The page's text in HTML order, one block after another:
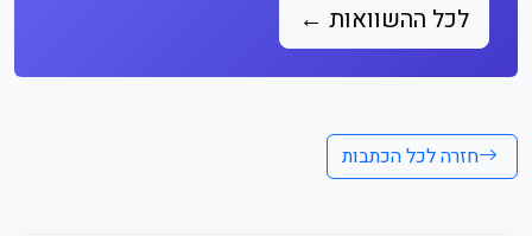
לכל ההשוואות ←
חזרה לכל הכתבות